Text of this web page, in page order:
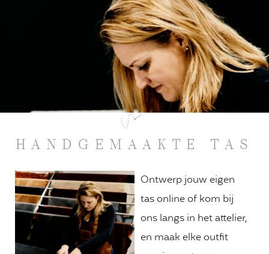
HANDGEMAAKTE TAS
Ontwerp jouw eigen
tas online of kom bij
ons langs in het attelier,
en maak elke outfit